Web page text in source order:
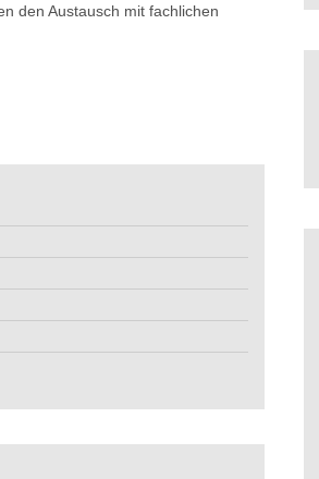
den Austausch mit fachlichen